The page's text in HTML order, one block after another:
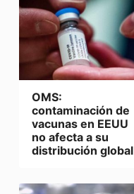
OMS:
contaminación de
vacunas en EEUU
no afecta a su
distribución global